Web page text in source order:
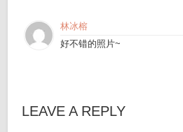
林冰榕
好不错的照片~
LEAVE A REPLY